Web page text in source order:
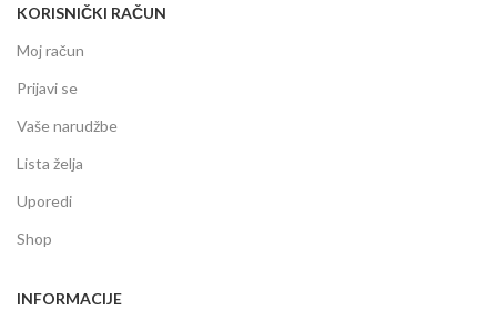
KORISNIČKI RAČUN
Moj račun
Prijavi se
Vaše narudžbe
Lista želja
Uporedi
Shop
INFORMACIJE